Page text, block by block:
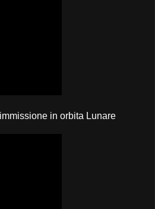
in orbita Lunare